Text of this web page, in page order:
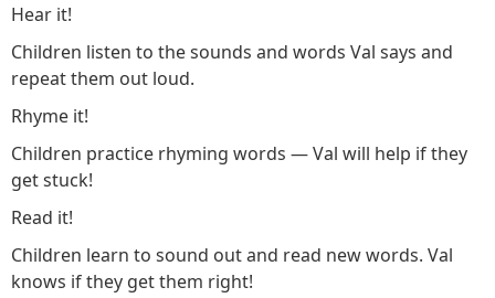
Hear it!
Children listen to the sounds and words Val says and
repeat them out loud.
Rhyme it!
Children practice rhyming words — Val will help if they
get stuck!
Read it!
Children learn to sound out and read new words. Val
knows if they get them right!